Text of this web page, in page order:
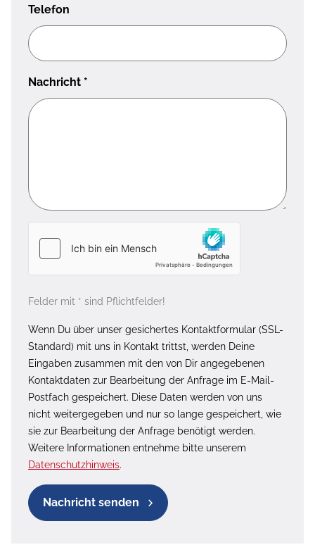
Telefon
Nachricht *
Felder mit * sind Pflichtfelder!
Wenn Du über unser gesichertes Kontaktformular (SSL-
Standard) mit uns in Kontakt trittst, werden Deine
Eingaben zusammen mit den von Dir angegebenen
Kontaktdaten zur Bearbeitung der Anfrage im E-Mail-
Postfach gespeichert. Diese Daten werden von uns
nicht weitergegeben und nur so lange gespeichert, wie
sie zur Bearbeitung der Anfrage benötigt werden.
Weitere Informationen entnehme bitte unserem
Datenschutzhinweis.
Nachricht senden